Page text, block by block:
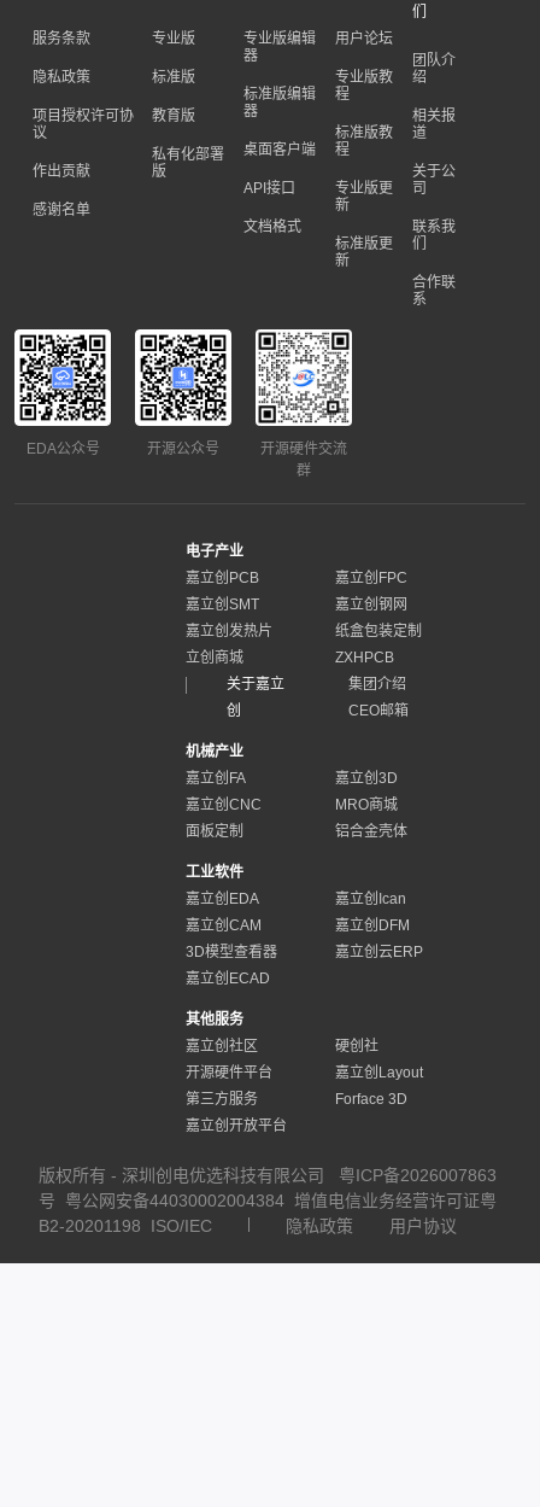
服务条款
隐私政策
项目授权许可协
议
作出贡献
感谢名单
专业版
标准版
教育版
私有化部署
版
专业版编辑
器
标准版编辑
器
桌面客户端
API接口
文档格式
用户论坛
专业版教
程
标准版教
程
专业版更
新
标准版更
新
们
团队介
绍
相关报
道
关于公
司
联系我
们
合作联
系
EDA公众号 开源公众号
开源硬件交流
群
电子产业
嘉立创PCB
嘉立创FPC
嘉立创SMT
嘉立创钢网
嘉立创发热片
纸盒包装定制
立创商城
ZXHPCB
关于嘉立
创
集团介绍
CEO邮箱
机械产业
嘉立创FA
嘉立创3D
嘉立创CNC
MRO商城
面板定制
铝合金壳体
工业软件
嘉立创EDA
嘉立创Ican
嘉立创CAM
嘉立创DFM
3D模型查看器
嘉立创云ERP
嘉立创ECAD
其他服务
嘉立创社区
硬创社
开源硬件平台
嘉立创Layout
第三方服务
Forface 3D
嘉立创开放平台
版权所有 - 深圳创电优选科技有限公司
粤ICP备2026007863
号
粤公网安备44030002004384 增值电信业务经营许可证粤
B2-20201198
ISO/IEC 隐私政策 用户协议